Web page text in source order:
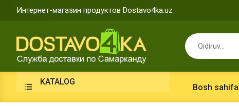
Интернет-магазин продуктов Dostavo4ka.uz
KATALOG
Bosh sahifa